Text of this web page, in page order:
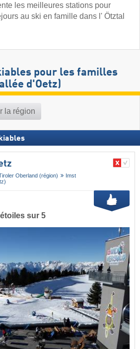
les meilleures stations pour
au ski en famille dans l' Ötztal
pour les familles
d'Oetz)
la région
Oberland (région)
Imst
sur 5